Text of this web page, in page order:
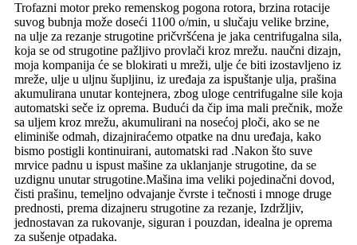
Trofazni motor preko remenskog pogona rotora, brzina rotacije
suvog bubnja može doseći 1100 o/min, u slučaju velike brzine,
na ulje za rezanje strugotine pričvršćena je jaka centrifugalna sila,
koja se od strugotine pažljivo provlači kroz mrežu. naučni dizajn,
moja kompanija će se blokirati u mreži, ulje će biti izostavljeno iz
mreže, ulje u uljnu šupljinu, iz uređaja za ispuštanje ulja, prašina
akumulirana unutar kontejnera, zbog uloge centrifugalne sile koja
automatski seče iz oprema. Budući da čip ima mali prečnik, može
sa uljem kroz mrežu, akumulirani na nosećoj ploči, ako se ne
eliminiše odmah, dizajniraćemo otpatke na dnu uređaja, kako
bismo postigli kontinuirani, automatski rad .Nakon što suve
mrvice padnu u ispust mašine za uklanjanje strugotine, da se
uzdignu unutar strugotine.Mašina ima veliki pojedinačni dovod,
čisti prašinu, temeljno odvajanje čvrste i tečnosti i mnoge druge
prednosti, prema dizajneru strugotine za rezanje, Izdržljiv,
jednostavan za rukovanje, siguran i pouzdan, idealna je oprema
za sušenje otpadaka.